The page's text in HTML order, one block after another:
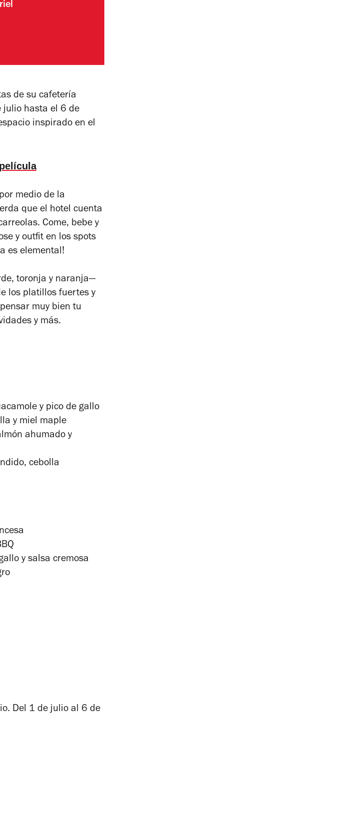
de su cafetería
julio hasta el 6 de
inspirado en el
medio de la
que el hotel cuenta
Come, bebe y
y outfit en los spots
es elemental!
toronja y naranja—
los platillos fuertes y
muy bien tu
y más.
y pico de gallo
y miel maple
ahumado y
cebolla
y salsa cremosa
Del 1 de julio al 6 de